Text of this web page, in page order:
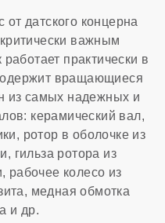
от датского концерна
важным
практически в
вращающиеся
из самых надежных и
керамический вал,
ротор в оболочке из
гильза ротора из
колесо из
медная обмотка
и др.